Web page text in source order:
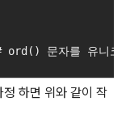
문자를 유니코드
하면 위와 같이 작